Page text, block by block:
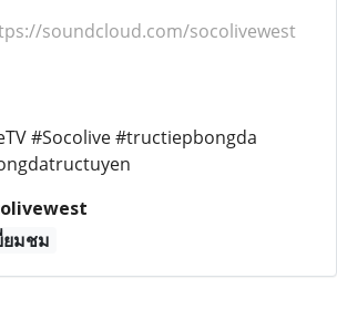
soundcloud.com/socolivewest
#Socolive #tructiepbongda
ยมชม